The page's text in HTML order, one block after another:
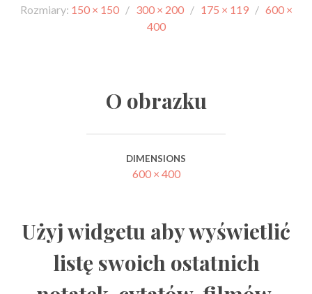
Rozmiary: 150 × 150 / 300 × 200 / 175 × 119 / 600 ×
400
O obrazku
DIMENSIONS
600 × 400
Użyj widgetu aby wyświetlić
listę swoich ostatnich